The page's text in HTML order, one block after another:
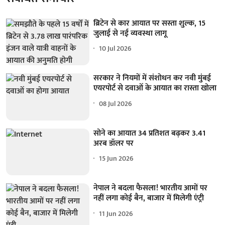
ब्रिटेन से कार आयात पर सस्ता शुल्क, 15
जुलाई से नई व्यवस्था लागू
10 Jul 2026
सरकार ने नियमों में संशोधन कर नवी मुंबई
एयरपोर्ट से दवाओं के आयात का रास्ता खोला
08 Jul 2026
सोने का आयात 34 प्रतिशत बढ़कर 3.41
अरब डॉलर पर
15 Jun 2026
नेपाल ने बदला फैसला! भारतीय आमों पर
नहीं लगा कोई बैन, बाजार में मिलेगी एंट्री
11 Jun 2026